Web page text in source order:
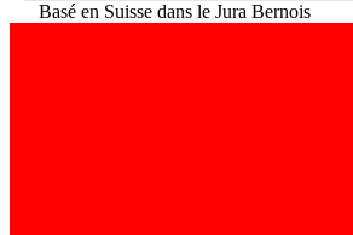
Basé en Suisse dans le Jura Bernois